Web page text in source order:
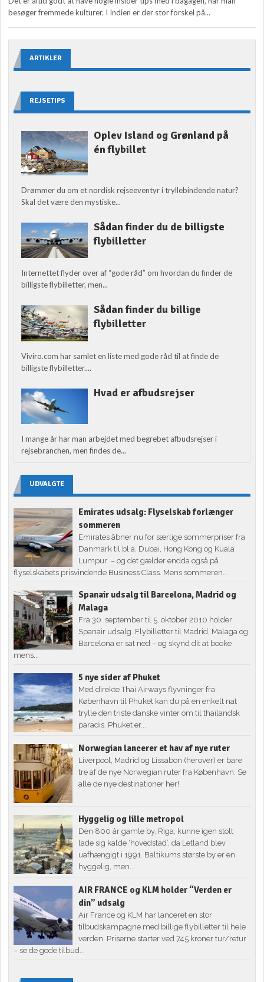
besøger fremmede kulturer. I Indien er der stor forskel på...
ARTIKLER
REJSETIPS
Oplev Island og Grønland på
én flybillet
Drømmer du om et nordisk rejseeventyr i tryllebindende natur?
Skal det være den mystiske...
Sådan finder du de billigste
flybilletter
Internettet flyder over af “gode råd” om hvordan du finder de
billigste flybilletter, men...
Sådan finder du billige
flybilletter
Viviro.com har samlet en liste med gode råd til at finde de
billigste flybilletter....
Hvad er afbudsrejser
I mange år har man arbejdet med begrebet afbudsrejser i
rejsebranchen, men findes de...
UDVALGTE
Emirates udsalg: Flyselskab forlænger
sommeren
Emirates åbner nu for særlige sommerpriser fra
Danmark til bl.a. Dubai, Hong Kong og Kuala
Lumpur – og det gælder endda også på
flyselskabets prisvindende Business Class. Mens sommeren...
Spanair udsalg til Barcelona, Madrid og
Malaga
Fra 30. september til 5. oktober 2010 holder
Spanair udsalg. Flybilletter til Madrid, Malaga og
Barcelona er sat ned – og skynd dit at booke
mens...
5 nye sider af Phuket
Med direkte Thai Airways flyvninger fra
København til Phuket kan du på en enkelt nat
trylle den triste danske vinter om til thailandsk
paradis. Phuket er...
Norwegian lancerer et hav af nye ruter
Liverpool, Madrid og Lissabon (herover) er bare
tre af de nye Norwegian ruter fra København. Se
alle de nye destinationer her!
Hyggelig og lille metropol
Den 800 år gamle by, Riga, kunne igen stolt
lade sig kalde ‘hovedstad’, da Letland blev
uafhængigt i 1991. Baltikums største by er en
hyggelig, men...
AIR FRANCE og KLM holder “Verden er
din” udsalg
Air France og KLM har lanceret en stor
tilbudskampagne med billige flybilletter til hele
verden. Priserne starter ved 745 kroner tur/retur
– se de gode tilbud...